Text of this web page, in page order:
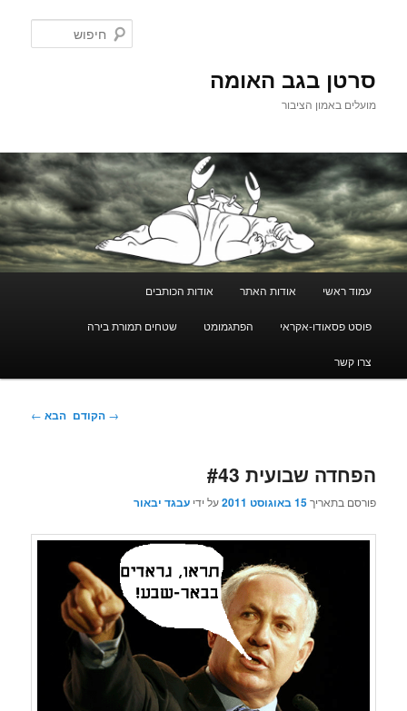
סרטן בגב האומה
מועלים באמון הציבור
עמוד ראשי אודות האתר אודות הכותבים
פוסט פסאודו-אקראי הפתגמומט שטחים תמורת בירה
צרו קשר
ניווט
→ הקודם הבא ←
הפחדה שבועית #43
פורסם בתאריך15 באוגוסט 2011 על ידיעבגד יבאור